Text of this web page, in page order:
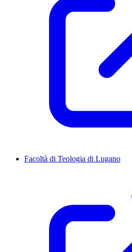
Facoltà di Teologia di Lugano